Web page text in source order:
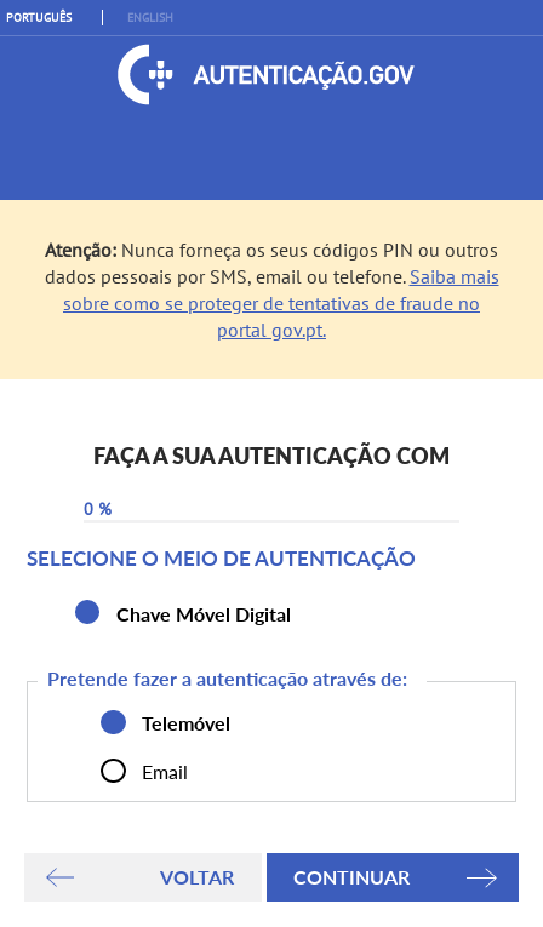
PORTUGUÊS ENGLISH
Atenção: Nunca forneça os seus códigos PIN ou outros
dados pessoais por SMS, email ou telefone. Saiba mais
sobre como se proteger de tentativas de fraude no
portal gov.pt.
FAÇA A SUA AUTENTICAÇÃO COM
0 %
SELECIONE O MEIO DE AUTENTICAÇÃO
Chave Móvel Digital
Pretende fazer a autenticação através de:
Telemóvel
Email